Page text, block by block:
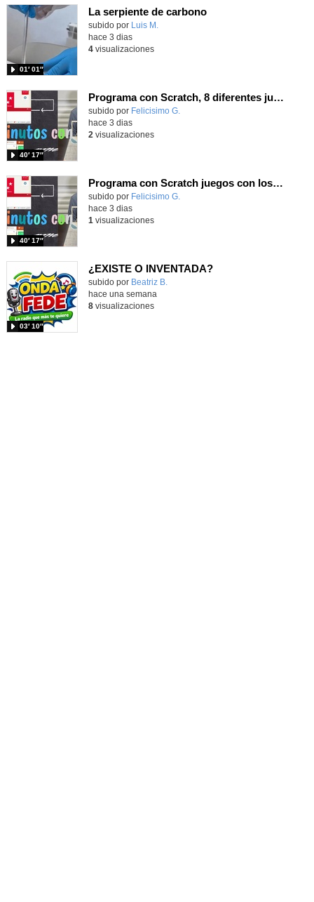
La serpiente de carbono
Contenido educativo.
subido por Luis M.
01′ 01″
hace 3 dias
4visualizaciones
Programa con Scratch, 8 diferentes juegos para vivir la emoción de los partidos de España en el mundial 2026
Contenido educativo.
subido por Felicisimo G.
40′ 17″
hace 3 dias
2 visualizaciones
Programa con Scratch juegos con los partidos del mundial 2026 ganados por España
Contenido educativo.
subido por Felicisimo G.
40′ 17″
hace 3 dias
1 visualizaciones
¿EXISTE O INVENTADA?
Contenido educativo.
subido por Beatriz B.
03′ 10″
hace una semana
8visualizaciones